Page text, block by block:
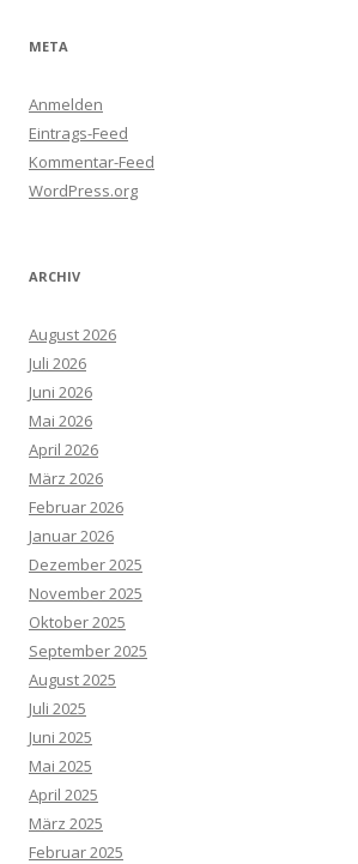
META
Anmelden
Eintrags-Feed
Kommentar-Feed
WordPress.org
ARCHIV
August 2026
Juli 2026
Juni 2026
Mai 2026
April 2026
März 2026
Februar 2026
Januar 2026
Dezember 2025
November 2025
Oktober 2025
September 2025
August 2025
Juli 2025
Juni 2025
Mai 2025
April 2025
März 2025
Februar 2025